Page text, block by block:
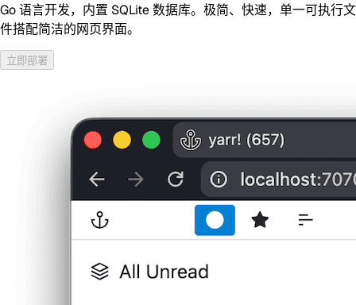
Go 语言开发，内置 SQLite 数据库。极简、快速，单一可执行文
件搭配简洁的网页界面。
立即部署